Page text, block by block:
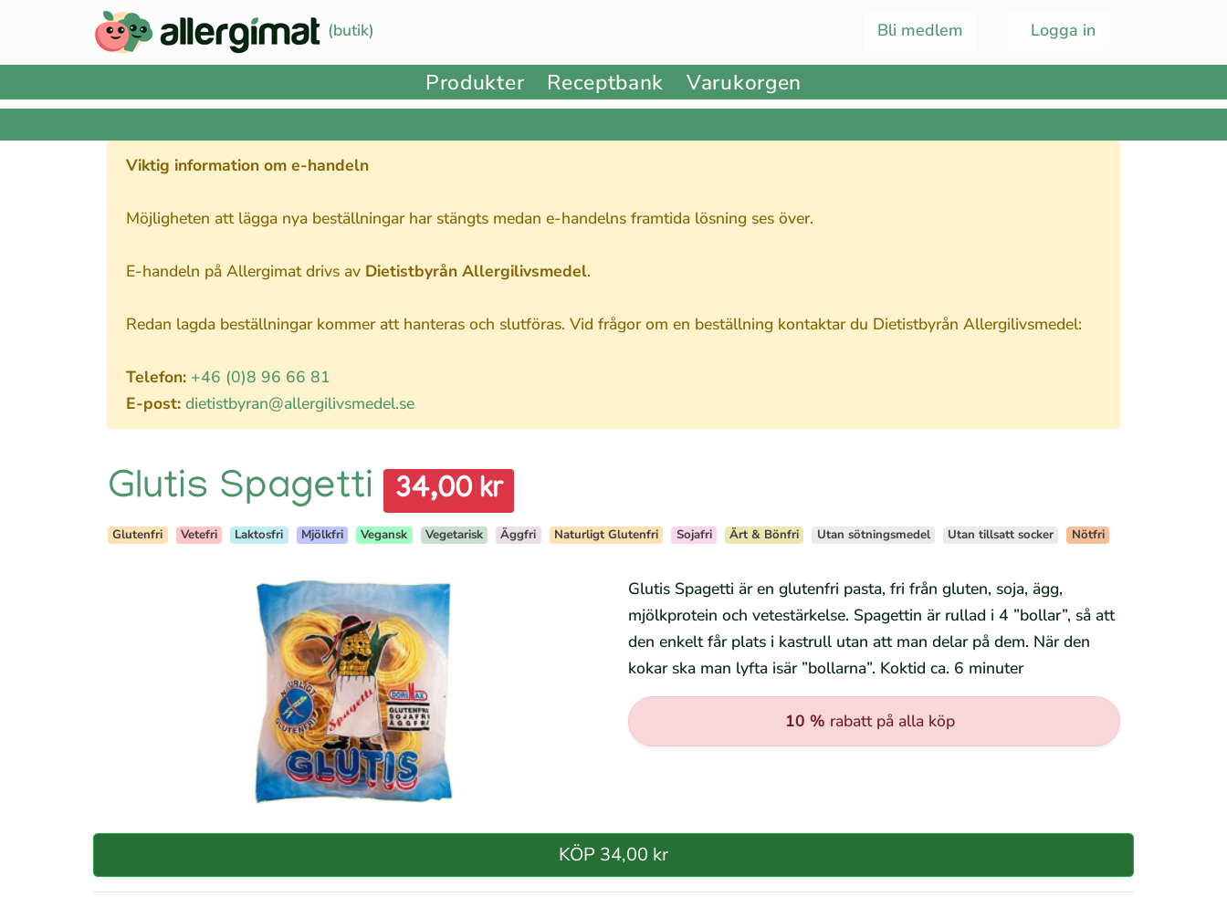
(butik) Logga in
Bli medlem
Produkter Receptbank Varukorgen
Viktig information om e-handeln
Möjligheten att lägga nya beställningar har stängts medan e-handelns framtida lösning ses över.
E-handeln på Allergimat drivs av Dietistbyrån Allergilivsmedel.
Redan lagda beställningar kommer att hanteras och slutföras. Vid frågor om en beställning kontaktar du Dietistbyrån Allergilivsmedel:
Telefon: +46 (0)8 96 66 81
E-post: dietistbyran@allergilivsmedel.se
Glutis Spagetti 34,00 kr
Glutenfri Vetefri Laktosfri Mjölkfri Vegansk Vegetarisk Äggfri Naturligt Glutenfri Sojafri Ärt & Bönfri Utan sötningsmedel Utan tillsatt socker Nötfri
Glutis Spagetti är en glutenfri pasta, fri från gluten, soja, ägg,
mjölkprotein och vetestärkelse. Spagettin är rullad i 4 ”bollar”, så att
den enkelt får plats i kastrull utan att man delar på dem. När den
kokar ska man lyfta isär ”bollarna”. Koktid ca. 6 minuter
10 % rabatt på alla köp
KÖP 34,00 kr